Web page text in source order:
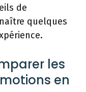
de
quelques
les
en